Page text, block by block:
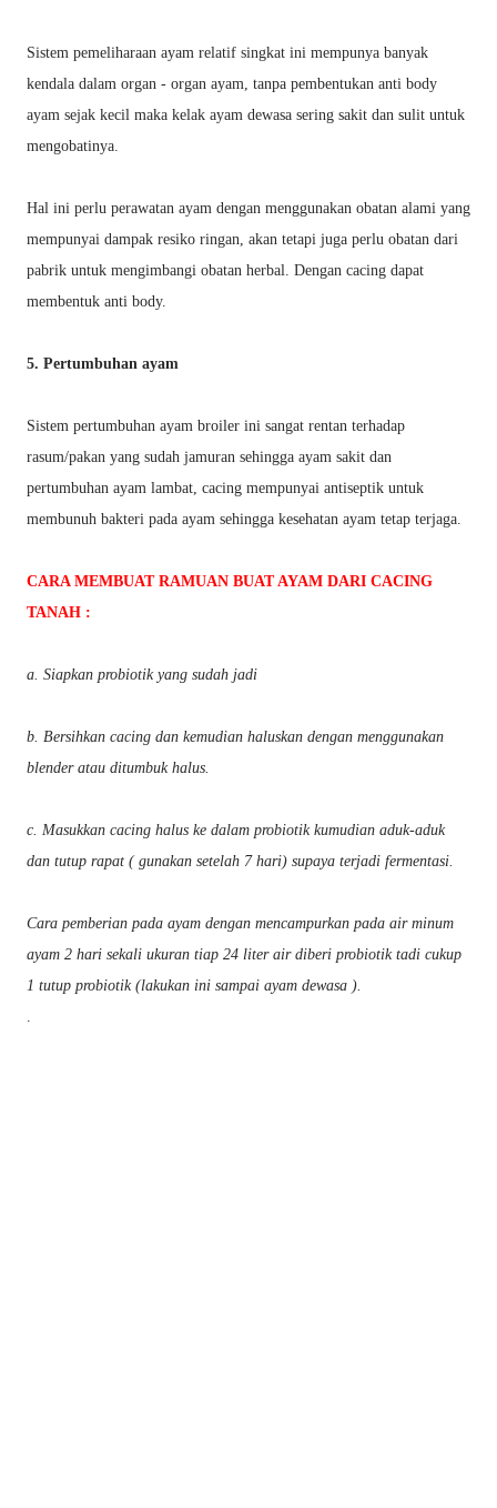
Sistem pemeliharaan ayam relatif singkat ini mempunya banyak
kendala dalam organ - organ ayam, tanpa pembentukan anti body
ayam sejak kecil maka kelak ayam dewasa sering sakit dan sulit untuk
mengobatinya.
Hal ini perlu perawatan ayam dengan menggunakan obatan alami yang
mempunyai dampak resiko ringan, akan tetapi juga perlu obatan dari
pabrik untuk mengimbangi obatan herbal. Dengan cacing dapat
membentuk anti body.
5. Pertumbuhan ayam
Sistem pertumbuhan ayam broiler ini sangat rentan terhadap
rasum/pakan yang sudah jamuran sehingga ayam sakit dan
pertumbuhan ayam lambat, cacing mempunyai antiseptik untuk
membunuh bakteri pada ayam sehingga kesehatan ayam tetap terjaga.
CARA MEMBUAT RAMUAN BUAT AYAM DARI CACING
TANAH :
a. Siapkan probiotik yang sudah jadi
b. Bersihkan cacing dan kemudian haluskan dengan menggunakan
blender atau ditumbuk halus.
c. Masukkan cacing halus ke dalam probiotik kumudian aduk-aduk
dan tutup rapat ( gunakan setelah 7 hari) supaya terjadi fermentasi.
Cara pemberian pada ayam dengan mencampurkan pada air minum
ayam 2 hari sekali ukuran tiap 24 liter air diberi probiotik tadi cukup
1 tutup probiotik (lakukan ini sampai ayam dewasa ).
.